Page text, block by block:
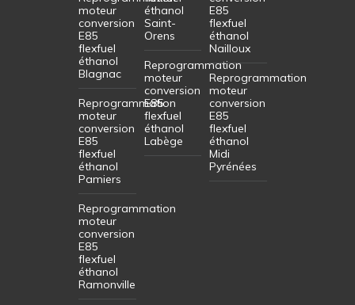
moteur
conversion
E85
flexfuel
éthanol
Blagnac
Reprogrammation
moteur
conversion
E85
flexfuel
éthanol
Pamiers
Reprogrammation
moteur
conversion
E85
flexfuel
éthanol
Ramonville
éthanol
Saint-
Orens
Reprogrammation
moteur
conversion
E85
flexfuel
éthanol
Labège
E85
flexfuel
éthanol
Nailloux
Reprogrammation
moteur
conversion
E85
flexfuel
éthanol
Midi
Pyrénées